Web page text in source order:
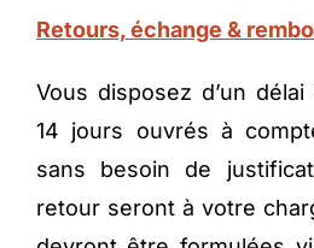
Retours, échange &
Vous disposez d’un
14 jours ouvrés à
sans besoin de
retour seront à votre